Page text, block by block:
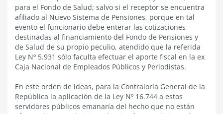
para el Fondo de Salud; salvo si el receptor se encuentra
afiliado al Nuevo Sistema de Pensiones, porque en tal
evento el funcionario debe enterar las cotizaciones
destinadas al financiamiento del Fondo de Pensiones y
de Salud de su propio peculio, atendido que la referida
Ley Nº 5.931 sólo faculta efectuar el aporte fiscal en la ex
Caja Nacional de Empleados Públicos y Periodistas.
En este orden de ideas, para la Contraloría General de la
República la aplicación de la Ley Nº 16.744 a estos
servidores públicos emanaría del hecho que no están